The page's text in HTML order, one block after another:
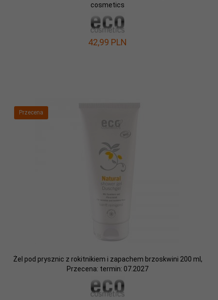
cosmetics
42,99 PLN
Przecena
Żel pod prysznic z rokitnikiem i zapachem brzoskwini 200 ml,
Przecena: termin: 07.2027